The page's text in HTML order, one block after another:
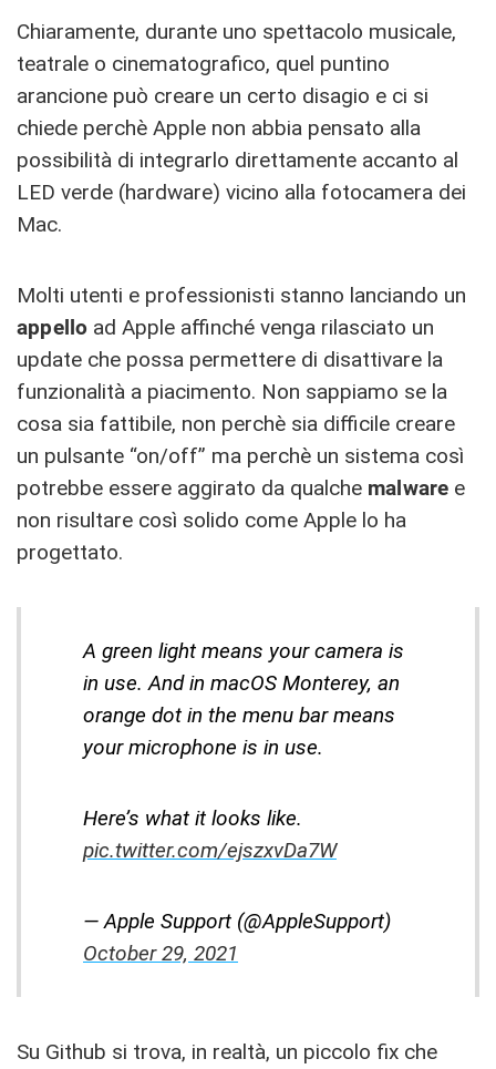
Chiaramente, durante uno spettacolo musicale,
teatrale o cinematografico, quel puntino
arancione può creare un certo disagio e ci si
chiede perchè Apple non abbia pensato alla
possibilità di integrarlo direttamente accanto al
LED verde (hardware) vicino alla fotocamera dei
Mac.
Molti utenti e professionisti stanno lanciando un
appello ad Apple affinché venga rilasciato un
update che possa permettere di disattivare la
funzionalità a piacimento. Non sappiamo se la
cosa sia fattibile, non perchè sia difficile creare
un pulsante “on/off” ma perchè un sistema così
potrebbe essere aggirato da qualche malware e
non risultare così solido come Apple lo ha
progettato.
A green light means your camera is
in use. And in macOS Monterey, an
orange dot in the menu bar means
your microphone is in use.
Here’s what it looks like.
pic.twitter.com/ejszxvDa7W
— Apple Support (@AppleSupport)
October 29, 2021
Su Github si trova, in realtà, un piccolo fix che